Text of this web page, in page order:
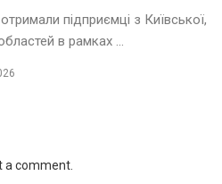
підприємці з Київської,
в рамках ...
a comment.